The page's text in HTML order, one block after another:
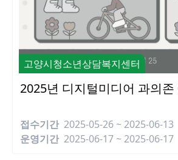
고양시청소년상담복지센터
2025년 디지털미디어 과의
접수기간 2025-05-26 ~ 2025-06-13
운영기간 2025-06-17 ~ 2025-06-17